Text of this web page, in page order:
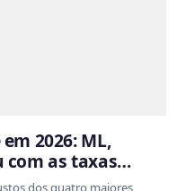
2026: ML,
com as taxas
dos quatro maiores